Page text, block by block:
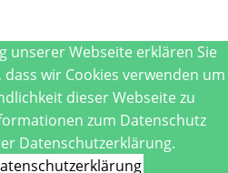
unserer Webseite erklären Sie
wir Cookies verwenden um
dieser Webseite zu
zum Datenschutz
Datenschutzerklärung.